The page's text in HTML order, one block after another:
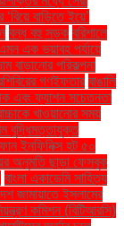
বাড়িতে ইয়ে’
বন্ধ বহু সড়ক বরিশালে
এক ভয়াবহ পর্যায়ে
বাড়ানোর পরিকল্পনা
গণইফতার বাঙালি
এবং ফ্যাশন সচেতনতা
খাওয়ানোর সময়
বুদ্ধিমত্তাযুক্ত
ইনফিনিক্স হট ৫০
অনুমতি ছাড়া ফেসবুক
বাংলা একাডেমি সাহিত্য
জামায়াতে ইসলামের
কমিশন (বিটিআরসি)